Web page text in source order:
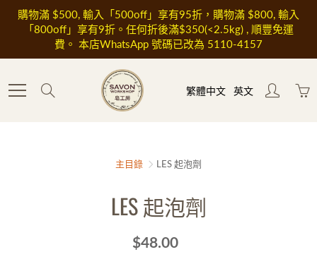
Skip
Content
購物滿 $500, 輸入「500off」享有95折，購物滿 $800, 輸入
「800off」享有9折。任何折後滿$350(<2.5kg) , 順豐免運
費。 本店WhatsApp 號碼已改為 5110-4157
繁體中文 英文
主目錄 LES 起泡劑
LES 起泡劑
$48.00